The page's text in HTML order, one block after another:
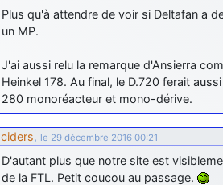
Plus qu'à attendre de voir si Deltafan a
un MP.
J'ai aussi relu la remarque d'Ansierra
Heinkel 178. Au final, le D.720 ferait
280 monoréacteur et mono-dérive.
ciders, le 29 décembre 2016 00:21
D'autant plus que notre site est
de la FTL. Petit coucou au passage.